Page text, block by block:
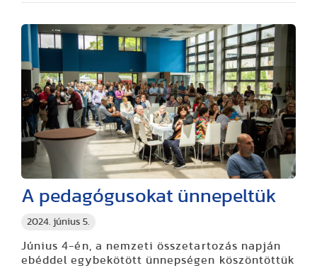
2024. június 5.
A pedagógusokat ünnepeltük
Június 4-én, a nemzeti összetartozás napján
ebéddel egybekötött ünnepségen köszöntöttük